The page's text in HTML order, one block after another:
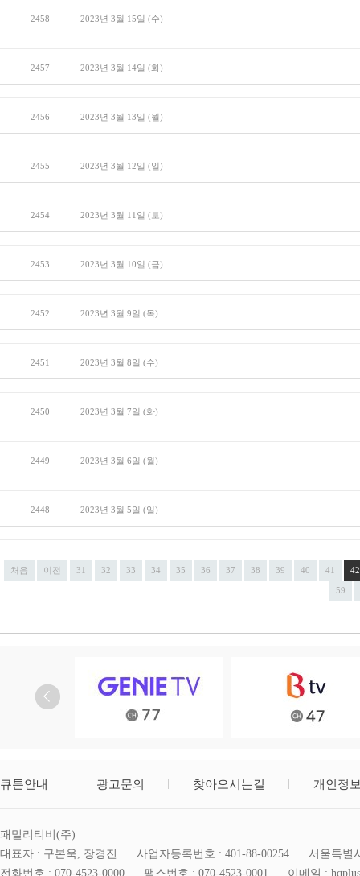
2458 2023년 3월 15일 (수)
2457 2023년 3월 14일 (화)
2456 2023년 3월 13일 (월)
2455 2023년 3월 12일 (일)
2454 2023년 3월 11일 (토)
2453 2023년 3월 10일 (금)
2452 2023년 3월 9일 (목)
2451 2023년 3월 8일 (수)
2450 2023년 3월 7일 (화)
2449 2023년 3월 6일 (월)
2448 2023년 3월 5일 (일)
처음 이전 31 32 33 34 35 36 37 38 39 40 41 42
59
큐톤안내 광고문의 찾아오시는길 개인정
패밀리티비(주)
대표자 : 구본욱, 장경진
사업자등록번호 : 401-88-00254
서울특별
전화번호 : 070-4523-0000
팩스번호 : 070-4523-0001 이메일 :